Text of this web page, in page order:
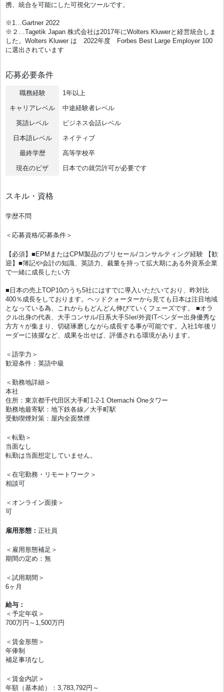
携、統合を可能にした可視化ツールです。
※1…Gartner 2022
※２…Tagetik Japan 株式会社は2017年にWolters Kluwerと経営統合しま
した。Wolters Kluwer は 2022年度 Forbes Best Large Employer 100
に選出されています
応募必要条件
職務経験
1年以上
キャリアレベル
中途経験者レベル
英語レベル
ビジネス会話レベル
日本語レベル
ネイティブ
最終学歴
高等学校卒
現在のビザ
日本での就労許可が必要です
スキル・資格
学歴不問
＜応募資格/応募条件＞
【必須】■EPMまたはCPM製品のプリセール/コンサルティング経験 【歓
迎】■簿記や会計の知識、英語力、裁量を持って拡大期にある外資系企業
で一緒に成長したい方
■日本の売上TOP10のうち5社にはすでに導入いただいており、昨対比
400％成長をしております。ヘッドクォーターから見ても日本は注目地域
となっている為、これからもどんどん伸びていくフェーズです。 ■オラ
クル出身の代表、大手コンサル/日系大手SIer/外資ITベンダー出身優秀な
方方々が集まり、切磋琢磨しながら成長する事が可能です。入社1年後リ
ーダーに抜擢など、成果を出せば、評価される環境があります。
＜語学力＞
歓迎条件：英語中級
＜勤務地詳細＞
本社
住所：東京都千代田区大手町1-2-1 Otemachi Oneタワー
勤務地最寄駅：地下鉄各線／大手町駅
受動喫煙対策：屋内全面禁煙
＜転勤＞
当面なし
転勤は当面想定していません。
＜在宅勤務・リモートワーク＞
相談可
＜オンライン面接＞
可
雇用形態： 正社員
＜雇用形態補足＞
期間の定め：無
＜試用期間＞
6ヶ月
給与：
＜予定年収＞
700万円～1,500万円
＜賃金形態＞
年俸制
補足事項なし
＜賃金内訳＞
年額（基本給）：3,783,792円～